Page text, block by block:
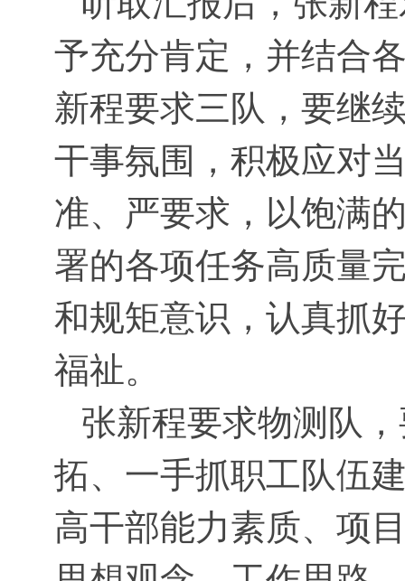
予充分肯定，并结合
新程要求三队，要继
干事氛围，积极应对
准、严要求，以饱满
署的各项任务高质量
和规矩意识，认真抓
福祉。
张新程要求物测队
拓、一手抓职工队伍
高干部能力素质、项